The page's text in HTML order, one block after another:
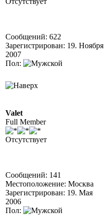
Сообщений: 622
Зарегистрирован: 19. Ноября
2007
Пол:
Valet
Full Member
Отсутствует
Сообщений: 141
Местоположение: Москва
Зарегистрирован: 19. Мая
2006
Пол: